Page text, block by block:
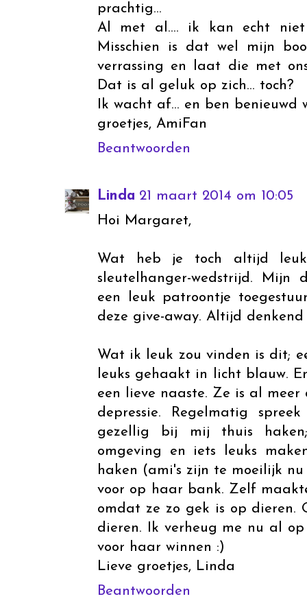
prachtig...
Al met al.... ik kan echt niet
Misschien is dat wel mijn
verrassing en laat die met
Dat is al geluk op zich... toch?
Ik wacht af... en ben
groetjes, AmiFan
Beantwoorden
Linda 21 maart 2014 om 10:05
Hoi Margaret,
Wat heb je toch altijd
sleutelhanger-wedstrijd.
een leuk patroontje
deze give-away. Altijd
Wat ik leuk zou vinden is dit;
leuks gehaakt in licht blauw.
een lieve naaste. Ze is al
depressie. Regelmatig
gezellig bij mij thuis
omgeving en iets leuks
haken (ami's zijn te moeilijk
voor op haar bank. Zelf
omdat ze zo gek is op dieren.
dieren. Ik verheug me nu al
voor haar winnen :)
Lieve groetjes, Linda
Beantwoorden